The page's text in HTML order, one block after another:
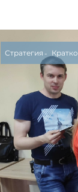
Стратегия Кратко